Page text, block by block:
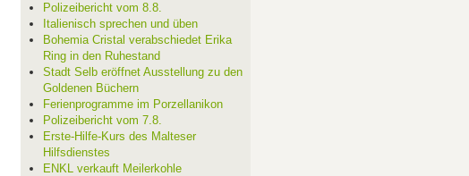
Polizeibericht vom 8.8.
Italienisch sprechen und üben
Bohemia Cristal verabschiedet Erika
Ring in den Ruhestand
Stadt Selb eröffnet Ausstellung zu den
Goldenen Büchern
Ferienprogramme im Porzellanikon
Polizeibericht vom 7.8.
Erste-Hilfe-Kurs des Malteser
Hilfsdienstes
ENKL verkauft Meilerkohle